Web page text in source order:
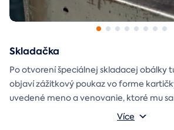
Skladačka
Po otvorení špeciálnej skladacej obálky
objaví zážitkový poukaz vo forme
uvedené meno a venovanie, ktoré mu
Více